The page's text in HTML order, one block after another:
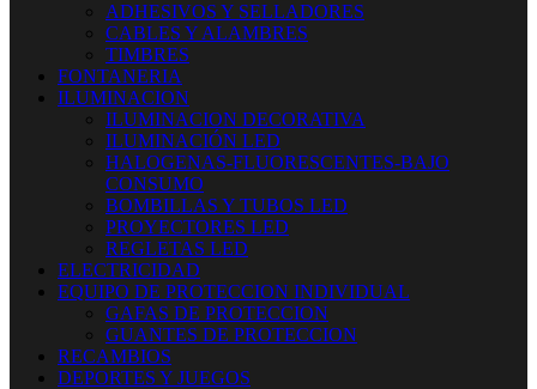
ADHESIVOS Y SELLADORES
CABLES Y ALAMBRES
TIMBRES
FONTANERIA
ILUMINACION
ILUMINACION DECORATIVA
ILUMINACIÓN LED
HALOGENAS-FLUORESCENTES-BAJO
CONSUMO
BOMBILLAS Y TUBOS LED
PROYECTORES LED
REGLETAS LED
ELECTRICIDAD
EQUIPO DE PROTECCION INDIVIDUAL
GAFAS DE PROTECCION
GUANTES DE PROTECCION
RECAMBIOS
DEPORTES Y JUEGOS